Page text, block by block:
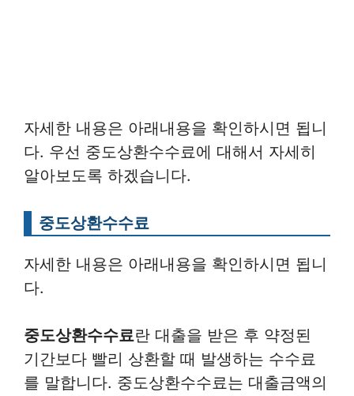
자세한 내용은 아래내용을 확인하시면 됩니
다. 우선 중도상환수수료에 대해서 자세히
알아보도록 하겠습니다.
중도상환수수료
자세한 내용은 아래내용을 확인하시면 됩니
다.
중도상환수수료란 대출을 받은 후 약정된
기간보다 빨리 상환할 때 발생하는 수수료
를 말합니다. 중도상환수수료는 대출금액의